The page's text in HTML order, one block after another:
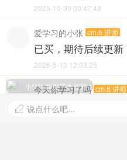
2025-10-30 00:47:48
爱学习的小张 cm.6 讲师
已买，期待后续更新
2026-5-13 12:03:25
今天你学习了吗 cm.6 讲师
已买，感谢分享
小**** 购买了本资料
 说点什么吧...